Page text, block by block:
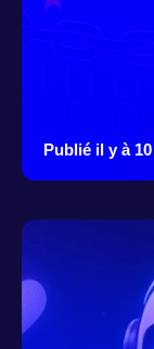
Publié il y à